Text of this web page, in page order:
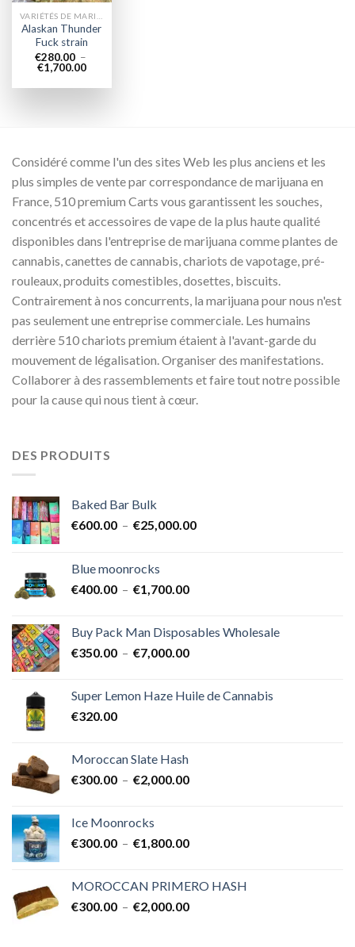
Alaskan Thunder
Fuck strain
€280.00 –
€1,700.00Plage
prix :
Considéré comme l'un des sites Web les plus anciens et les
plus simples de vente par correspondance de marijuana en
France, 510 premium Carts vous garantissent les souches,
concentrés et accessoires de vape de la plus haute qualité
disponibles dans l'entreprise de marijuana comme plantes de
cannabis, canettes de cannabis, chariots de vapotage, pré-
rouleaux, produits comestibles, dosettes, biscuits.
Contrairement à nos concurrents, la marijuana pour nous n'est
pas seulement une entreprise commerciale. Les humains
derrière 510 chariots premium étaient à l'avant-garde du
mouvement de légalisation. Organiser des manifestations.
Collaborer à des rassemblements et faire tout notre possible
pour la cause qui nous tient à cœur.
DES PRODUITS
Baked Bar Bulk
€600.00 – €25,000.00Plage
Blue moonrocks
€400.00 – €1,700.00Plage
€400.00
à
Buy Pack Man Disposables Wholesale
€350.00 – €7,000.00Plage
€350.00
Super Lemon Haze Huile de Cannabis
€320.00
Moroccan Slate Hash
€300.00 – €2,000.00Plage
à
Ice Moonrocks
€300.00 – €1,800.00Plage
€300.00
à
MOROCCAN PRIMERO HASH
€300.00 – €2,000.00Plage